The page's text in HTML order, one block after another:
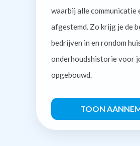
waarbij alle
afgestemd. Zo krijg je de
bedrijven in en rondom
onderhoudshistorie voor
opgebouwd.
TOON